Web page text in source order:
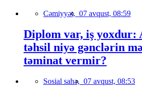
Cəmiyyət, 07 avqust, 08:59
Diplom var, iş yoxdur:
təhsil niyə gənclərin
təminat vermir?
Sosial sahə, 07 avqust, 08:53